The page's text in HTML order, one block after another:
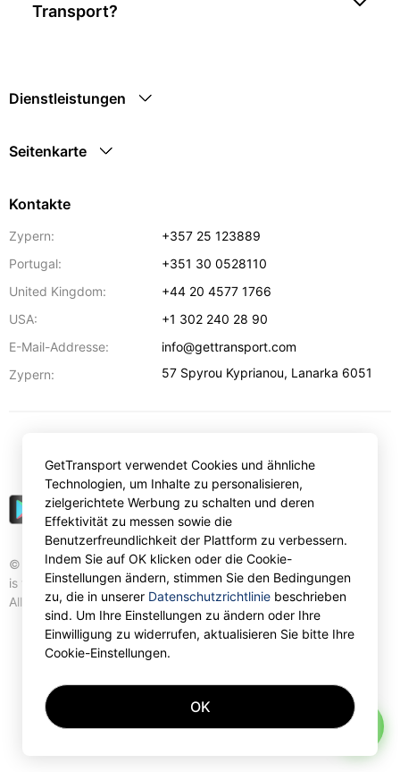
Transport?
Dienstleistungen
Seitenkarte
Kontakte
Zypern:
+357 25 123889
Portugal:
+351 30 0528110
United Kingdom:
+44 20 4577 1766
USA:
+1 302 240 28 90
E-Mail-Addresse:
info@gettransport.com
Zypern:
57 Spyrou Kyprianou, Lanarka 6051
© Gettransport International Limited. GetTransport®
is trademark of Gettransport International Limited.
All rights reserved.
GetTransport verwendet Cookies und ähnliche
Technologien, um Inhalte zu personalisieren,
zielgerichtete Werbung zu schalten und deren
Effektivität zu messen sowie die
Benutzerfreundlichkeit der Plattform zu verbessern.
Indem Sie auf OK klicken oder die Cookie-
Einstellungen ändern, stimmen Sie den Bedingungen
zu, die in unserer Datenschutzrichtlinie beschrieben
sind. Um Ihre Einstellungen zu ändern oder Ihre
Einwilligung zu widerrufen, aktualisieren Sie bitte Ihre
Cookie-Einstellungen.
OK
AI